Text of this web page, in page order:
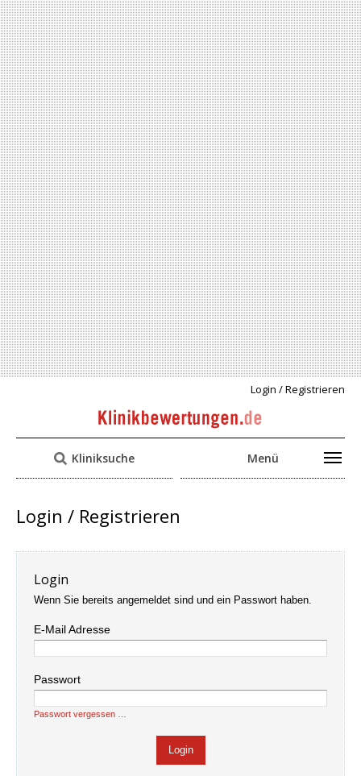
Login / Registrieren
Kliniksuche Menü
Login / Registrieren
Login
Wenn Sie bereits angemeldet sind und ein Passwort haben.
E-Mail Adresse
Passwort
Passwort vergessen …